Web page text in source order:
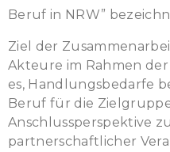
Beruf in NRW”
Ziel der
Akteure im Rahmen
es, Handlungsbedarfe
Beruf für die
Anschlussperspektive
partnerschaftlicher